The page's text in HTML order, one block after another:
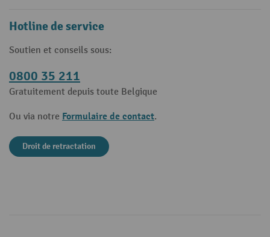
Hotline de service
Soutien et conseils sous:
0800 35 211
Gratuitement depuis toute Belgique
Ou via notre Formulaire de contact.
Droit de retractation